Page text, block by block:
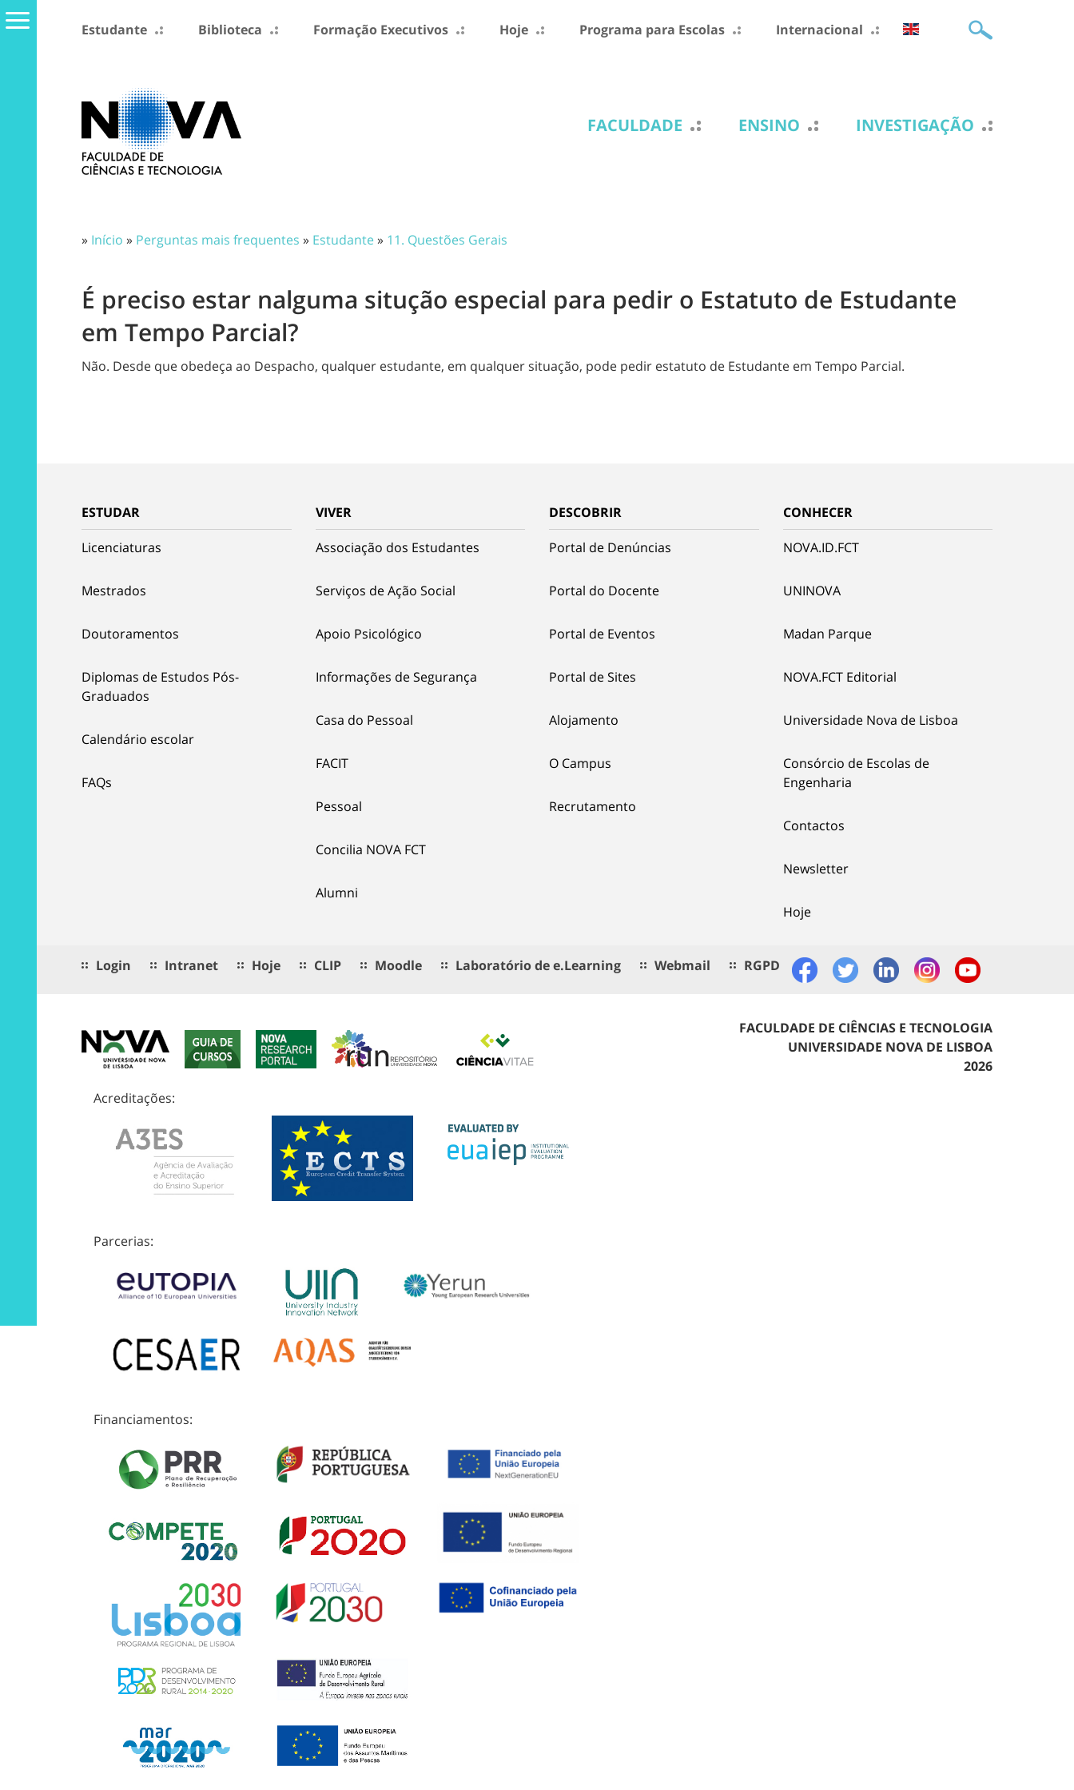
Estudante Biblioteca Formação Executivos Hoje Programa para Escolas Internacional
FACULDADE ENSINO INVESTIGAÇÃO
» Início » Perguntas mais frequentes » Estudante» 11. Questões Gerais
É preciso estar nalguma situção especial para pedir o Estatuto de Estudante
em Tempo Parcial?
Não. Desde que obedeça ao Despacho, qualquer estudante, em qualquer situação, pode pedir estatuto de Estudante em Tempo Parcial.
ESTUDAR
Licenciaturas
Mestrados
Doutoramentos
Diplomas de Estudos Pós-
Graduados
Calendário escolar
FAQs
VIVER
Associação dos Estudantes
Serviços de Ação Social
Apoio Psicológico
Informações de Segurança
Casa do Pessoal
FACIT
Pessoal
Concilia NOVA FCT
Alumni
DESCOBRIR
Portal de Denúncias
Portal do Docente
Portal de Eventos
Portal de Sites
Alojamento
O Campus
Recrutamento
CONHECER
NOVA.ID.FCT
UNINOVA
Madan Parque
NOVA.FCT Editorial
Universidade Nova de Lisboa
Consórcio de Escolas de
Engenharia
Contactos
Newsletter
Hoje
Login Intranet Hoje CLIP Moodle Laboratório de e.Learning Webmail RGPD
Acreditações:
Parcerias:
Financiamentos:
FACULDADE DE CIÊNCIAS E TECNOLOGIA
UNIVERSIDADE NOVA DE LISBOA
2026